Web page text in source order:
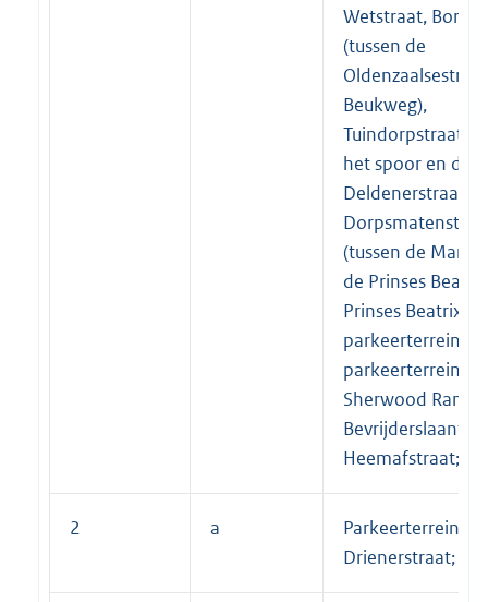
Wetstraat,
(tussen de
Beukweg),
Tuindorpstraat
het spoor en de
Deldenerstraat),
(tussen de
de Prinses
Prinses
parkeerterrein
parkeerterrein
Sherwood
Bevrijderslaantje,
Heemafstraat;
2 a
Parkeerterrein
Drienerstraat;